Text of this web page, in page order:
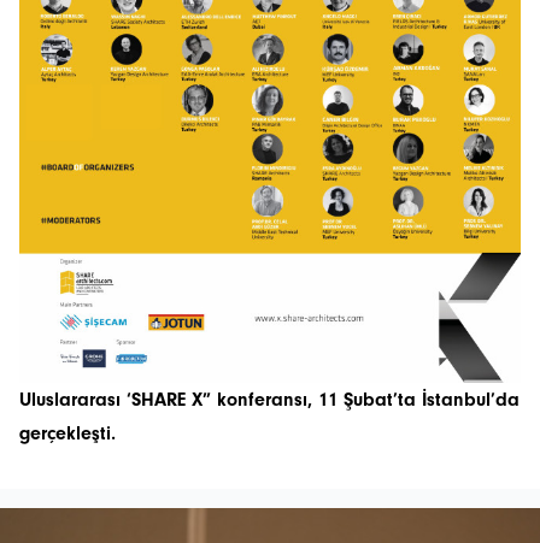
Uluslararası ‘SHARE X” konferansı, 11 Şubat’ta İstanbul’da
gerçekleşti.